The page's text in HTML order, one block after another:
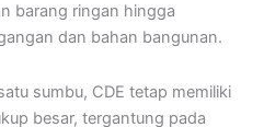
barang ringan hingga
dan bahan bangunan.
sumbu, CDE tetap memiliki
besar, tergantung pada